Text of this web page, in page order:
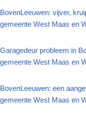
BovenLeeuwen: vijver,
gemeente West Maas en
Garagedeur probleem in
gemeente West Maas en
BovenLeeuwen: een
gemeente West Maas en